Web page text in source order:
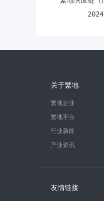
关于繁地
繁地企业
繁地平台
行业新闻
产业资讯
友情链接